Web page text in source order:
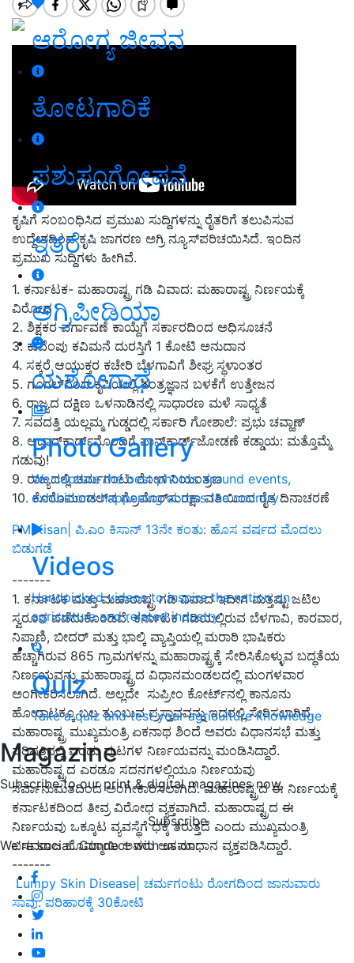
ಆರೋಗ್ಯ ಜೀವನ
ತೋಟಗಾರಿಕೆ
ಪಶುಸಂಗೋಪನೆ
ಇತರೆ
ಅಗ್ರಿಪೀಡಿಯಾ
ಯಶೋಗಾಥೆ
Photo Gallery
We capture the best photos around events,
exhibitions happening across the country
Videos
Handpicked videos to inspire the nation on
agriculture and related industry
Quiz
Take a quiz and test your agriculture knowledge
Magazine
Subscribe to our print & digital magazines now
Subscribe
We're social. Connect with us on:
ಕೃಷಿಗೆ ಸಂಬಂಧಿಸಿದ ಪ್ರಮುಖ ಸುದ್ದಿಗಳನ್ನು ರೈತರಿಗೆ ತಲುಪಿಸುವ
ಉದ್ದೇಶದಿಂದ ಕೃಷಿ ಜಾಗರಣ ಅಗ್ರಿ ನ್ಯೂಸ್‌ಪರಿಚಯಿಸಿದೆ. ಇಂದಿನ
ಪ್ರಮುಖ ಸುದ್ದಿಗಳು ಹೀಗಿವೆ.
1. ಕರ್ನಾಟಕ- ಮಹಾರಾಷ್ಟ್ರ ಗಡಿ ವಿವಾದ: ಮಹಾರಾಷ್ಟ್ರ ನಿರ್ಣಯಕ್ಕೆ
ವಿರೋಧ
2. ಶಿಕ್ಷಕರ ವರ್ಗಾವಣೆ ಕಾಯ್ದೆಗೆ ಸರ್ಕಾರದಿಂದ ಅಧಿಸೂಚನೆ
3. ಕುವೆಂಪು ಕವಿಮನೆ ದುರಸ್ತಿಗೆ 1 ಕೋಟಿ ಅನುದಾನ
4. ಸಕ್ಕರೆ ಆಯುಕ್ತರ ಕಚೇರಿ ಬೆಳಗಾವಿಗೆ ಶೀಘ್ರ ಸ್ಥಳಾಂತರ
5. ಗೂಗಲ್‌ನಿಂದ ಕೃಷಿಯಲ್ಲಿ ತಂತ್ರಜ್ಞಾನ ಬಳಕೆಗೆ ಉತ್ತೇಜನ
6. ರಾಜ್ಯದ ದಕ್ಷಿಣ ಒಳನಾಡಿನಲ್ಲಿ ಸಾಧಾರಣ ಮಳೆ ಸಾಧ್ಯತೆ
7. ಸವದತ್ತಿ ಯಲ್ಲಮ್ಮ ಗುಡ್ಡದಲ್ಲಿ ಸರ್ಕಾರಿ ಗೋಶಾಲೆ: ಪ್ರಭು ಚವ್ಹಾಣ್
8. ಆಧಾರ್‌ಕಾರ್ಡ್‌ನೊಂದಿಗೆ ಪಾನ್‌ಕಾರ್ಡ್‌ಜೋಡಣೆ ಕಡ್ಡಾಯ: ಮತ್ತೊಮ್ಮೆ
ಗಡುವು!
9. ರಾಜ್ಯದಲ್ಲಿ ಚರ್ಮಗಂಟು ರೋಗ ನಿಯಂತ್ರಣ
10.ಕೊರೊಮಂಡಲ್‌ನ ಗ್ರೊಮೊರ್‌ಸುರಕ್ಷಾ ವತಿಯಿಂದ ರೈತ ದಿನಾಚರಣೆ
PM Kisan| ಪಿ.ಎಂ ಕಿಸಾನ್‌ 13ನೇ ಕಂತು: ಹೊಸ ವರ್ಷದ ಮೊದಲು
ಬಿಡುಗಡೆ
-------
1. ಕರ್ನಾಟಕ ಮತ್ತು ಮಹಾರಾಷ್ಟ್ರ ಗಡಿ ವಿವಾದ ಇದೀಗ ಮತ್ತಷ್ಟು ಜಟಿಲ
ಸ್ವರೂಪ ಪಡೆದುಕೊಂಡಿದೆ. ಕರ್ನಾಟಕಗಡಿಯಲ್ಲಿರುವ ಬೆಳಗಾವಿ, ಕಾರವಾರ,
ನಿಪ್ಪಾಣಿ, ಬೀದರ್‌ ಮತ್ತು ಭಾಲ್ಕಿ ವ್ಯಾಪ್ತಿಯಲ್ಲಿ ಮರಾಠಿ ಭಾಷಿಕರು
ಹೆಚ್ಚಾಗಿರುವ 865 ಗ್ರಾಮಗಳನ್ನು ಮಹಾರಾಷ್ಟ್ರಕ್ಕೆ ಸೇರಿಸಿಕೊಳ್ಳುವ ಬದ್ಧತೆಯ
ನಿರ್ಣಯವನ್ನು ಮಹಾರಾಷ್ಟ್ರದ ವಿಧಾನಮಂಡಲದಲ್ಲಿ ಮಂಗಳವಾರ
ಅಂಗೀಕರಿಸಲಾಗಿದೆ. ಅಲ್ಲದೇ ಸುಪ್ರೀಂ ಕೋರ್ಟ್‌ನಲ್ಲಿ ಕಾನೂನು
ಹೋರಾಟಕ್ಕೂ ಬಲ ತುಂಬುವ ಪ್ರಸ್ತಾವವನ್ನು ಇದರಲ್ಲಿ ಸೇರಿಸಲಾಗಿದೆ.
ಮಹಾರಾಷ್ಟ್ರ ಮುಖ್ಯಮಂತ್ರಿ ಏಕನಾಥ ಶಿಂದೆ ಅವರು ವಿಧಾನಸಭೆ ಮತ್ತು
ಪರಿಷತ್ತಿನಲ್ಲಿ ಎರಡು ಪುಟಗಳ ನಿರ್ಣಯವನ್ನು ಮಂಡಿಸಿದ್ದಾರೆ.
ಮಹಾರಾಷ್ಟ್ರದ ಎರಡೂ ಸದನಗಳಲ್ಲಿಯೂ ನಿರ್ಣಯವು
ಸರ್ವಾನುಮತದಿಂದ ಅಂಗೀಕಾರಿಸಲಾಗಿದೆ. ಮಹಾರಾಷ್ಟ್ರದ ಈ ನಿರ್ಣಯಕ್ಕೆ
ಕರ್ನಾಟಕದಿಂದ ತೀವ್ರ ವಿರೋಧ ವ್ಯಕ್ತವಾಗಿದೆ. ಮಹಾರಾಷ್ಟ್ರದ ಈ
ನಿರ್ಣಯವು ಒಕ್ಕೂಟ ವ್ಯವಸ್ಥೆಗೆ ಧಕ್ಕೆ ತರುತ್ತದೆ ಎಂದು ಮುಖ್ಯಮಂತ್ರಿ
ಬಸವರಾಜ ಬೊಮ್ಮಾಯಿ ಅವರು ಅಸಮಾಧಾನ ವ್ಯಕ್ತಪಡಿಸಿದ್ದಾರೆ.
-------
Lumpy Skin Disease| ಚರ್ಮಗಂಟು ರೋಗದಿಂದ ಜಾನುವಾರು
ಸಾವು: ಪರಿಹಾರಕ್ಕೆ 30ಕೋಟಿ